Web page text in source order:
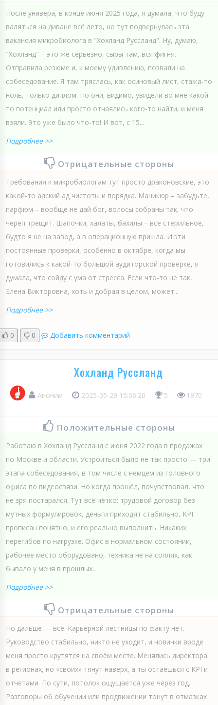
После универа, в конце июня 2025 года, я думала, что буду
валяться на диване всё лето, но тут подвернулась эта
вакансия микробиолога в "Хохланд Руссланд". Ну, думаю,
"Хохланд" – это же серьёзно, сыры там, вся фигня.
Отправила резюме и, к моему удивлению, позвали на
собеседование. Я там тряслась, как осиновый лист, стажа-то
ноль, только диплом. Но они, видимо, увидели во мне какой-
то потенциал или просто отчаялись кого-то найти, и меня
взяли. Это уже было что-то! И вот, с 15...
Подробнее >>
Отрицательные стороны
Требования к микробиологам тут просто драконовские, это
какой-то адский ад чистоты и порядка. Маникюр – забудьте,
парфюм – вообще не дай бог, волосы собраны так, что
череп трещит. Шапочки, халаты, бахилы – все стерильное,
будто я не на завод, а в операционную пришла. И эти
постоянные проверки, особенно в октябре, когда мы
готовились к какой-то большой аудиторской проверке, я
думала, что сойду с ума от стресса. Если что-то не так,
Елена Викторовна, хоть и добрая в целом, может...
Подробнее >>
0 0 Добавить комментарий
Хохланд Руссланд
Аноним 2025-05-29 15:06:20 5 1970
Положительные стороны
Работаю в Хохланд Руссланд с июня 2022 года в продажах
по Москве и области. Устроиться было не так просто — три
этапа собеседования, в том числе с немцем из головного
офиса по видеосвязи. Но когда прошёл, почувствовал, что
не зря постарался. Тут всё чётко: трудовой договор без
мутных формулировок, деньги приходят стабильно, KPI
прописан понятно, и его реально выполнить. Никаких
перегибов по нагрузке. Офис в нормальном состоянии,
рабочее место оборудовано, техника не на соплях, как
бывало у меня в прошлых...
Подробнее >>
Отрицательные стороны
Но дальше — всё. Карьерной лестницы по факту нет.
Руководство стабильно, никто не уходит, и новички вроде
меня просто крутятся на своём месте. Менялись директора
в регионах, но «своих» тянут наверх, а ты остаёшься с KPI и
отчётами. По сути, потолок ощущается уже через год.
Разговоры об обучении или продвижении тонут в отмазках